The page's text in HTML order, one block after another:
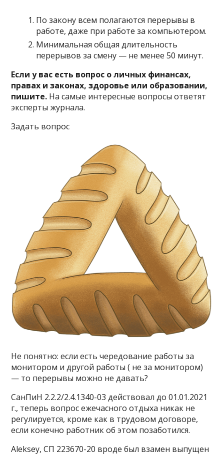
По закону всем полагаются перерывы в
работе, даже при работе за компьютером.
Минимальная общая длительность
перерывов за смену — не менее 50 минут.
Если у вас есть вопрос о личных финансах,
правах и законах, здоровье или образовании,
пишите. На самые интересные вопросы ответят
эксперты журнала.
Задать вопрос
Не понятно: если есть чередование работы за
монитором и другой работы ( не за монитором)
— то перерывы можно не давать?
СанПиН 2.2.2/2.4.1340-03 действовал до 01.01.2021
г., теперь вопрос ежечасного отдыха никак не
регулируется, кроме как в трудовом договоре,
если конечно работник об этом позаботился.
Aleksey, СП 223670-20 вроде был взамен выпущен